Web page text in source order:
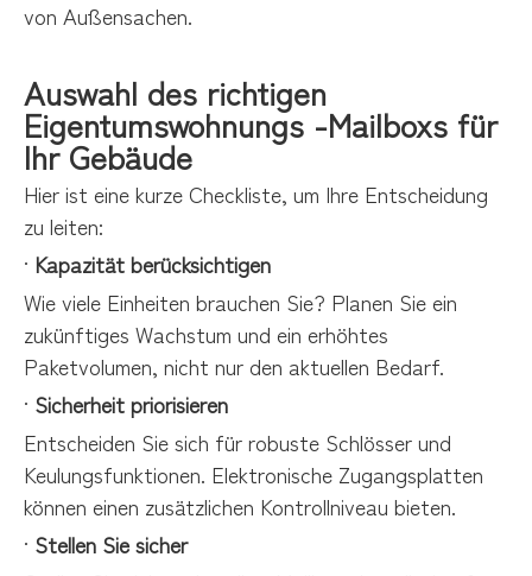
von Außensachen.
Auswahl des richtigen
Eigentumswohnungs -Mailboxs für
Ihr Gebäude
Hier ist eine kurze Checkliste, um Ihre Entscheidung
zu leiten:
· Kapazität berücksichtigen
Wie viele Einheiten brauchen Sie? Planen Sie ein
zukünftiges Wachstum und ein erhöhtes
Paketvolumen, nicht nur den aktuellen Bedarf.
· Sicherheit priorisieren
Entscheiden Sie sich für robuste Schlösser und
Keulungsfunktionen. Elektronische Zugangsplatten
können einen zusätzlichen Kontrollniveau bieten.
· Stellen Sie sicher